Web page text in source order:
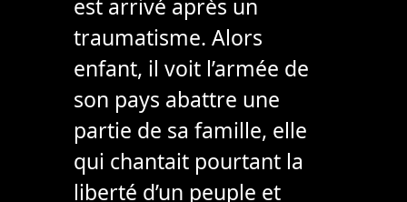
est arrivé après un
traumatisme. Alors
enfant, il voit l’armée de
son pays abattre une
partie de sa famille, elle
qui chantait pourtant la
liberté d’un peuple et